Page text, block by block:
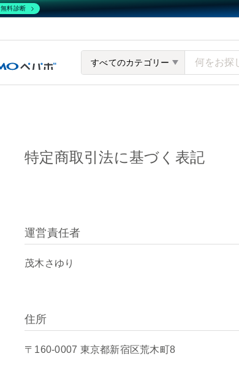
すべてのカテゴリー
特定商取引法に基づく表記
運営責任者
茂木さゆり
住所
〒160-0007 東京都新宿区荒木町8
無料診断